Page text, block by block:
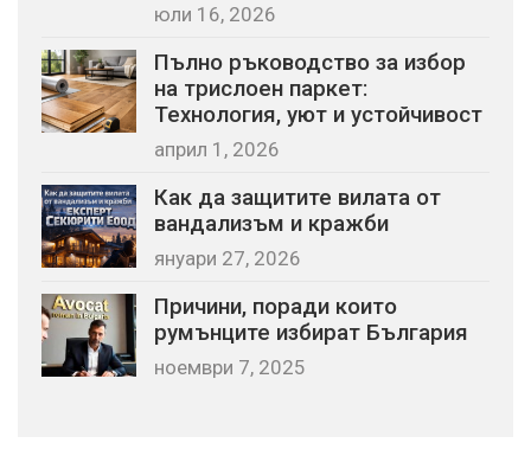
юли 16, 2026
Пълно ръководство за избор
на трислоен паркет:
Технология, уют и устойчивост
април 1, 2026
Как да защитите вилата от
вандализъм и кражби
януари 27, 2026
Причини, поради които
румънците избират България
ноември 7, 2025